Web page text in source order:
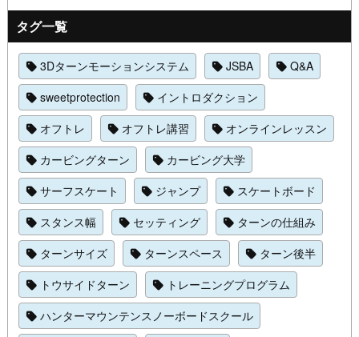
タグ一覧
3Dターンモーションシステム JSBA
Q&A
sweetprotection
イントロダクション
オフトレ
オフトレ講習
オンラインレッスン
カービングターン
カービング大学
サーフスケート
ジャンプ
スケートボード
スタンス幅
セッティング
ターンの仕組み
ターンサイズ
ターンスペース
ターン後半
トウサイドターン
トレーニングプログラム
ハンターマウンテンスノーボードスクール